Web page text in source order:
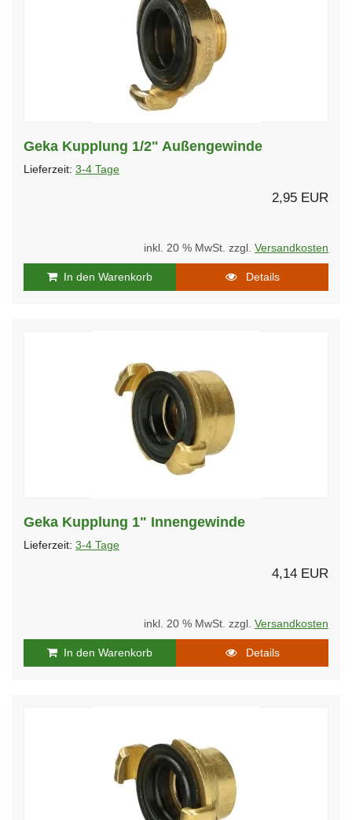
Geka Kupplung 1/2" Außengewinde
Lieferzeit: 3-4 Tage
2,95 EUR
inkl. 20 % MwSt. zzgl. Versandkosten
In den Warenkorb Details
Geka Kupplung 1" Innengewinde
Lieferzeit: 3-4 Tage
4,14 EUR
inkl. 20 % MwSt. zzgl. Versandkosten
In den Warenkorb Details